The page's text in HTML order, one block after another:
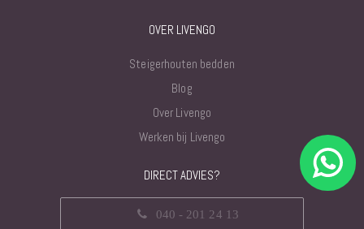
OVER LIVENGO
Steigerhouten bedden
Blog
Over Livengo
Werken bij Livengo
DIRECT ADVIES?
040 - 201 24 13